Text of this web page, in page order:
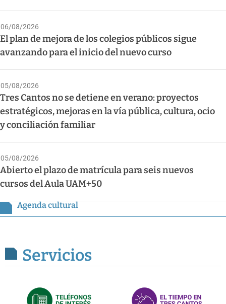
06/08/2026
El plan de mejora de los colegios públicos sigue
avanzando para el inicio del nuevo curso
05/08/2026
Tres Cantos no se detiene en verano: proyectos
estratégicos, mejoras en la vía pública, cultura, ocio
y conciliación familiar
05/08/2026
Abierto el plazo de matrícula para seis nuevos
cursos del Aula UAM+50
Agenda cultural
Servicios